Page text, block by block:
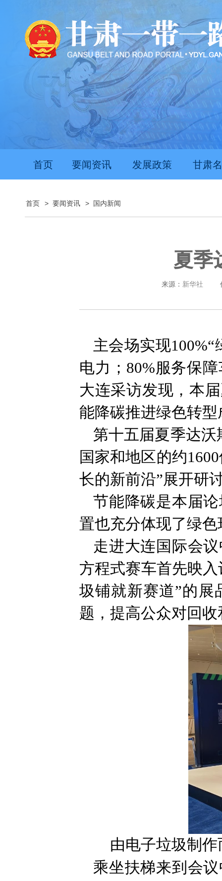
首页 要闻资讯 发展政策 甘肃
首页 > 要闻资讯 > 国内新闻
夏季
来源： 新华社
主会场实现
电力；80%服务保
大连采访发现，本
能降碳推进绿色转
第十五届夏季达沃
国家和地区的约
长的新前沿”展开研
节能降碳是本届
置也充分体现了绿
走进大连国际会
方程式赛车首先映
圾铺就新赛道”的展
题，提高公众对回
由电子垃圾制
乘坐扶梯来到会